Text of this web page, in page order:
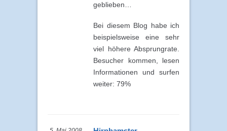
geblieben…
Bei diesem Blog habe ich
beispielsweise eine sehr
viel höhere Absprungrate.
Besucher kommen, lesen
Informationen und surfen
weiter: 79%